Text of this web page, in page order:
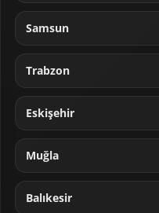
Samsun
Trabzon
Eskişehir
Muğla
Balıkesir